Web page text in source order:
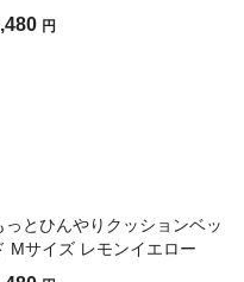
円
っとひんやりクッションベッ
Mサイズ レモンイエロー